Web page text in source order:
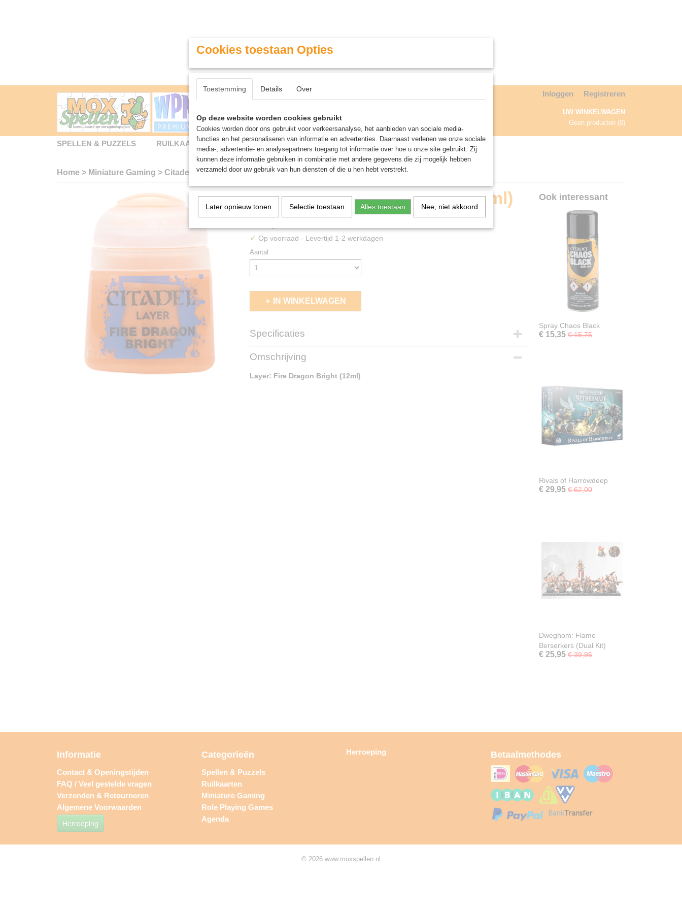
Contact & Openingstijden Inloggen Registreren
UW WINKELWAGEN
Geen producten (0)
SPELLEN & PUZZELS RUILKAARTEN MINIATURE GAMING ROLE PLAYING GAMES AGENDA
Home > Miniature Gaming > Citadel >Layer: Fire Dragon Bright (12ml)
Layer: Fire Dragon Bright (12ml)
€ 3,60
✓ Op voorraad - Levertijd 1-2 werkdagen
Aantal
IN WINKELWAGEN
Specificaties
EAN code
Omschrijving
Layer: Fire Dragon Bright (12ml)
Ook interessant
Spray Chaos Black
€ 15,35 € 15,75
Rivals of Harrowdeep
€ 29,95 € 62,00
Dweghom: Flame
Berserkers (Dual Kit)
€ 25,95 € 39,95
Informatie
Contact & Openingstijden
FAQ / Veel gestelde vragen
Verzenden & Retourneren
Algemene Voorwaarden
Herroeping
Categorieën
Spellen & Puzzels
Ruilkaarten
Miniature Gaming
Role Playing Games
Agenda
Herroeping Betaalmethodes
© 2026 www.moxspellen.nl
Cookies toestaan Opties
Toestemming Details Over
Op deze website worden cookies gebruikt
Cookies worden door ons gebruikt voor verkeersanalyse, het aanbieden van sociale media-
functies en het personaliseren van informatie en advertenties. Daarnaast verlenen we onze sociale
media-, advertentie- en analysepartners toegang tot informatie over hoe u onze site gebruikt. Zij
kunnen deze informatie gebruiken in combinatie met andere gegevens die zij mogelijk hebben
verzameld door uw gebruik van hun diensten of die u hen hebt verstrekt.
Later opnieuw tonen Selectie toestaan Alles toestaan Nee, niet akkoord